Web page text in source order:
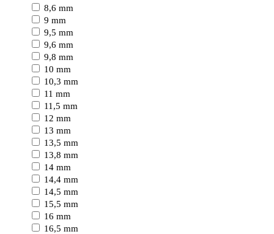
8,6 mm
9 mm
9,5 mm
9,6 mm
9,8 mm
10 mm
10,3 mm
11 mm
11,5 mm
12 mm
13 mm
13,5 mm
13,8 mm
14 mm
14,4 mm
14,5 mm
15,5 mm
16 mm
16,5 mm